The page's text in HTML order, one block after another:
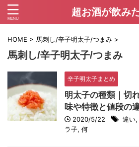
超お酒が飲み
HOME > 馬刺し/辛子明太子/つまみ >
馬刺し/辛子明太子/つまみ
辛子明太子まとめ
明太子の種類｜切
味や特徴と値段の
2020/5/22 違い,
ラ子, 何